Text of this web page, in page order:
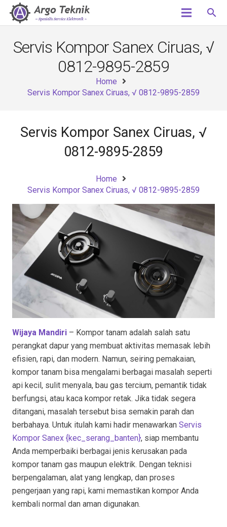
search
Servis Kompor Sanex Ciruas, √
0812-9895-2859
Home
Servis Kompor Sanex Ciruas, √ 0812-9895-2859
Servis Kompor Sanex Ciruas, √
0812-9895-2859
Home
Servis Kompor Sanex Ciruas, √ 0812-9895-2859
Wijaya Mandiri – Kompor tanam adalah salah satu
perangkat dapur yang membuat aktivitas memasak lebih
efisien, rapi, dan modern. Namun, seiring pemakaian,
kompor tanam bisa mengalami berbagai masalah seperti
api kecil, sulit menyala, bau gas tercium, pemantik tidak
berfungsi, atau kaca kompor retak. Jika tidak segera
ditangani, masalah tersebut bisa semakin parah dan
berbahaya. Untuk itulah kami hadir menawarkan Servis
Kompor Sanex {kec_serang_banten}, siap membantu
Anda memperbaiki berbagai jenis kerusakan pada
kompor tanam gas maupun elektrik. Dengan teknisi
berpengalaman, alat yang lengkap, dan proses
pengerjaan yang rapi, kami memastikan kompor Anda
kembali normal dan aman digunakan.